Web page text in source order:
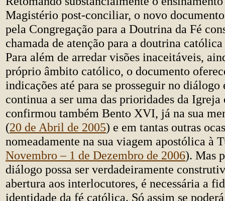
Magistério post-conciliar, o novo
pela Congregação para a Doutrina da Fé
chamada de atenção para a doutrina
Para além de arredar visões inaceitáveis,
próprio âmbito católico, o documento
indicações até para se prosseguir no diálogo
continua a ser uma das prioridades da
confirmou também Bento XVI, já na sua
(20 de Abril de 2005) e em tantas outras
nomeadamente na sua viagem apostólica à
Novembro – 1 de Dezembro de 2006). Mas
diálogo possa ser verdadeiramente
abertura aos interlocutores, é necessária a
identidade da fé católica. Só assim se